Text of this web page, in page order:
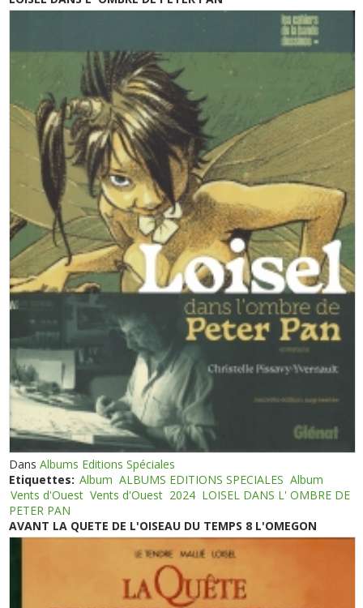
DansAlbums Editions Spéciales
Etiquettes: Album ALBUMS EDITIONS SPECIALES Album
Vents d'Ouest Vents d'Ouest 2024 LOISEL DANS L' OMBRE DE
PETER PAN
AVANT LA QUETE DE L'OISEAU DU TEMPS 8 L'OMEGON